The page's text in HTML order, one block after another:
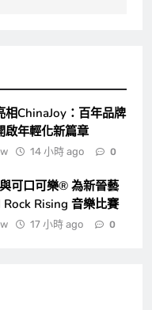
相ChinaJoy：百年品牌
啟年輕化新篇章
14 小時 ago 0
可口可樂® 為新晉藝
Rising 音樂比賽
17 小時 ago 0